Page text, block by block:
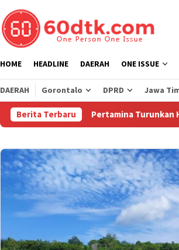
HOME HEADLINE DAERAH ONE ISSUE
DAERAH Gorontalo DPRD Jawa
Berita TerbaruPertamina Turunkan Harga